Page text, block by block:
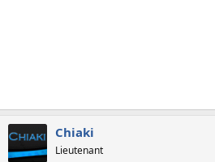
Chiaki
Lieutenant